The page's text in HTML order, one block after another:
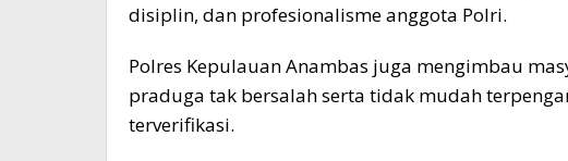
disiplin, dan profesionalisme anggota Polri.
Polres Kepulauan Anambas juga mengimbau
praduga tak bersalah serta tidak mudah
terverifikasi.